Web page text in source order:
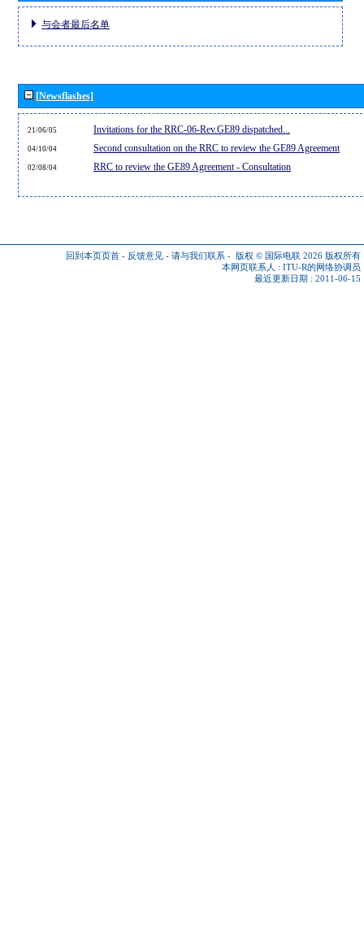
与会者最后名单
[Newsflashes]
21/06/05 Invitations for the RRC-06-Rev.GE89 dispatched...
04/10/04 Second consultation on the RRC to review the GE89 Agreement
02/08/04 RRC to review the GE89 Agreement - Consultation
回到本页页首 - 反馈意见 - 请与我们联系 - 版权 © 国际电联 2026 版权所有
本网页联系人 : ITU-R的网络协调员
最近更新日期 : 2011-06-15